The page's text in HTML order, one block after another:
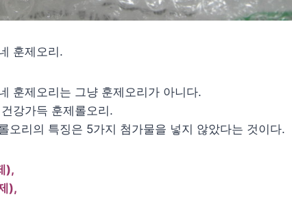
훈제오리.
훈제오리는 그냥 훈제오리가 아니다.
강가득 훈제롤오리.
오리의 특징은 5가지 첨가물을 넣지 않았다는 것이다.
),
),